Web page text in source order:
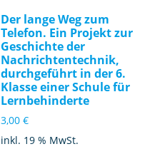
Der lange Weg zum
Telefon. Ein Projekt zur
Geschichte der
Nachrichtentechnik,
durchgeführt in der 6.
Klasse einer Schule für
Lernbehinderte
3,00€
inkl. 19 % MwSt.